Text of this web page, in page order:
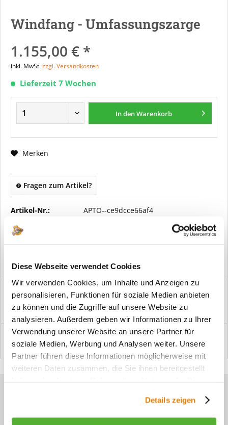
Diese Webseite verwendet Cookies
Wir verwenden Cookies, um Inhalte und Anzeigen zu
personalisieren, Funktionen für soziale Medien anbieten
zu können und die Zugriffe auf unsere Website zu
analysieren. Außerdem geben wir Informationen zu Ihrer
Verwendung unserer Website an unsere Partner für
soziale Medien, Werbung und Analysen weiter. Unsere
Partner führen diese Informationen möglicherweise mit
weiteren Daten zusammen, die Sie ihnen bereitgestellt
Details zeigen
Windfang - Umfassungszarge
1.155,00 € *
inkl. MwSt.zzgl. Versandkosten
Lieferzeit 7 Wochen
In denWarenkorb
Merken
Fragen zum Artikel?
Artikel-Nr.: APTO--ce9dcce66af4
Vorteile
Windfangelemente online am Bildschirm konfigurieren und
einbaufertig bestellen. In wenigen...
Bewertungen
0
Bewertungen lesen, schreiben und diskutieren...mehr
Sie haben Fragen zu unseren